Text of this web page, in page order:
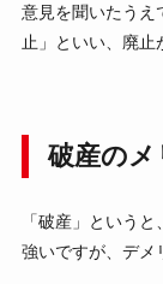
意見を聞いたうえ
止」といい、廃止
破産のメ
「破産」という
強いですが、デメ